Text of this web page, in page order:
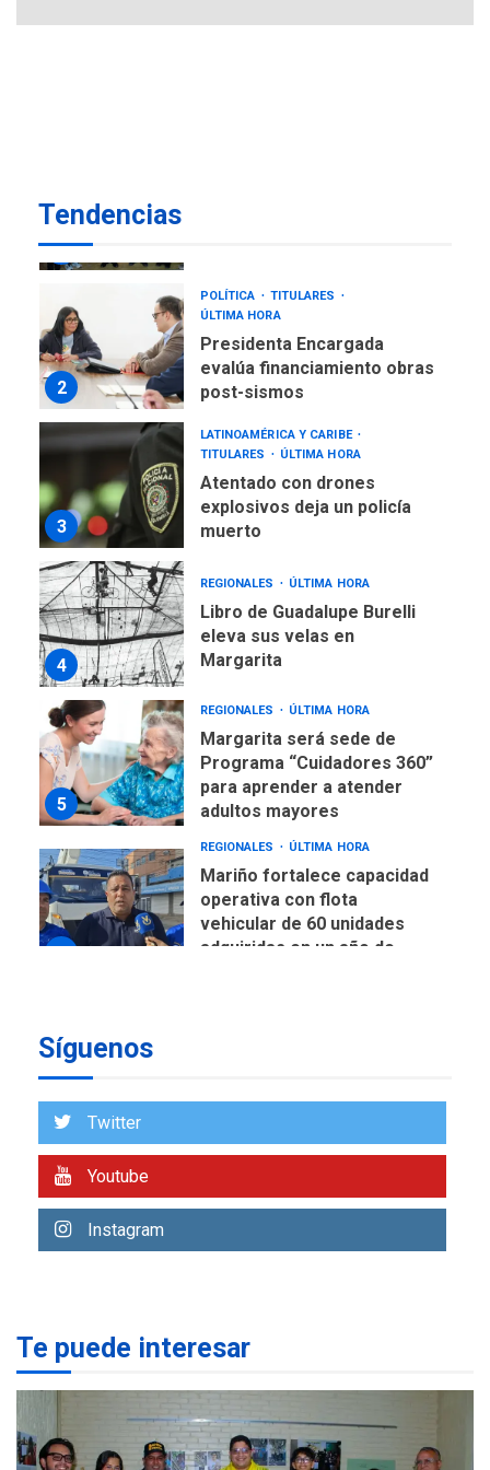
Tendencias
REGIONALES ÚLTIMA HORA
1
2
POLÍTICA
TITULARES
ÚLTIMA HORA
Presidenta Encargada
evalúa financiamiento obras
post-sismos
3
LATINOAMÉRICA Y CARIBE
TITULARES
ÚLTIMA HORA
Atentado con drones
explosivos deja un policía
muerto
4
REGIONALES ÚLTIMA HORA
Libro de Guadalupe Burelli
eleva sus velas en
Margarita
5
REGIONALES ÚLTIMA HORA
Margarita será sede de
Programa “Cuidadores 360”
para aprender a atender
adultos mayores
6
REGIONALES ÚLTIMA HORA
Mariño fortalece capacidad
operativa con flota
vehicular de 60 unidades
adquiridas en un año de
7
la altura de Macho Muerto
1
REGIONALES ÚLTIMA HORA
Núcleo del Sistema de
2
evalúa financiamiento obras
LATINOAMÉRICA Y CARIBE
TITULARES
ÚLTIMA HORA
Síguenos
Twitter
Youtube
Instagram
Te puede interesar